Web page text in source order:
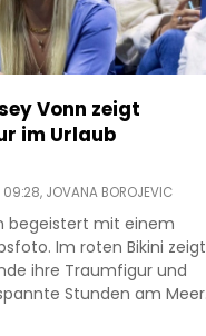
Vonn zeigt
im Urlaub
09:28, JOVANA BOROJEVIC
begeistert mit einem
Im roten Bikini zeigt
ihre Traumfigur und
Stunden am Meer.